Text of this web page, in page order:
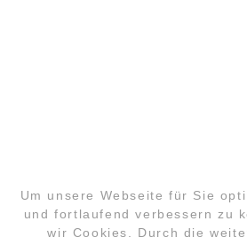
Um unsere Webseite für Sie
und fortlaufend verbessern zu
wir Cookies. Durch die